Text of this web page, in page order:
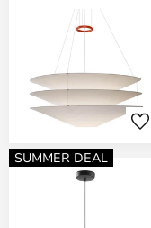
SUMMER DEAL